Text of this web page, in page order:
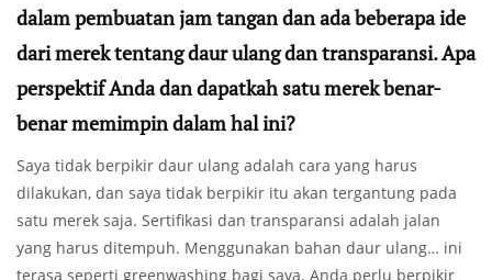
dalam pembuatan jam tangan dan ada beberapa ide
dari merek tentang daur ulang dan transparansi. Apa
perspektif Anda dan dapatkah satu merek benar-
benar memimpin dalam hal ini?
Saya tidak berpikir daur ulang adalah cara yang harus
dilakukan, dan saya tidak berpikir itu akan tergantung pada
satu merek saja. Sertifikasi dan transparansi adalah jalan
yang harus ditempuh. Menggunakan bahan daur ulang… ini
terasa seperti greenwashing bagi saya. Anda perlu berpikir